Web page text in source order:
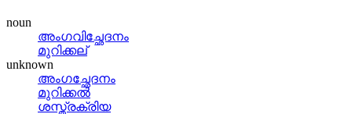
noun
അംഗവിച്ഛേദനം
മുറിക്കല്
unknown
അംഗച്ഛേദനം
മുറിക്കല്‍
ശസ്ത്രക്രിയ